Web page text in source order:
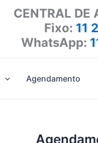
CENTRAL DE
Fixo: 11
WhatsApp:
Agendamento